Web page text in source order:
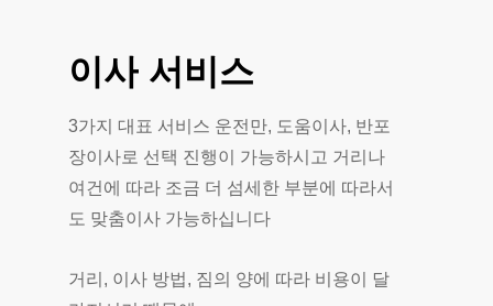
이사 서비스
3가지 대표 서비스 운전만, 도움이사, 반포
장이사로 선택 진행이 가능하시고 거리나
여건에 따라 조금 더 섬세한 부분에 따라서
도 맞춤이사 가능하십니다
거리, 이사 방법, 짐의 양에 따라 비용이 달